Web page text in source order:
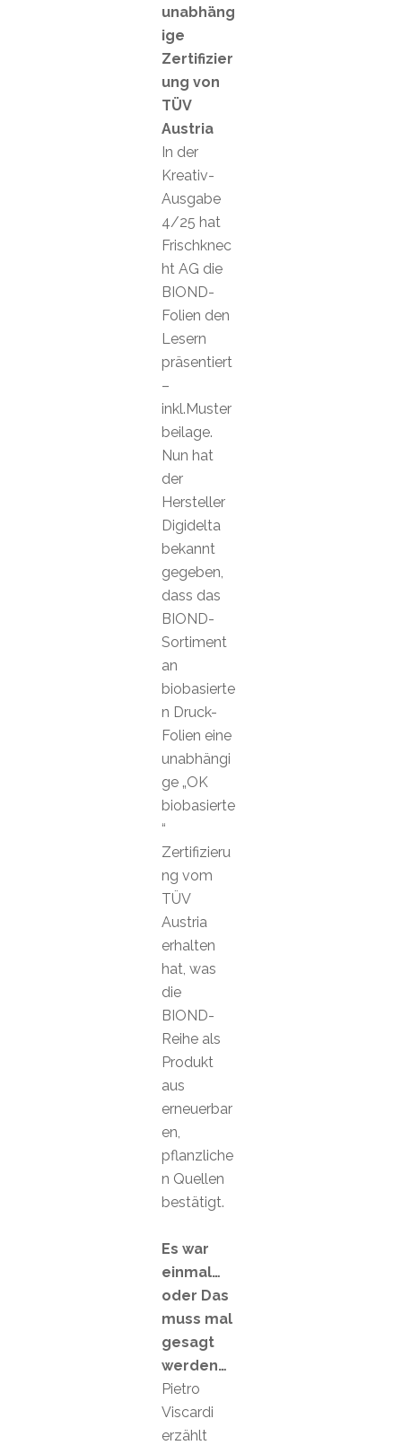
unabhäng
ige
Zertifizier
ung von
TÜV
Austria
In der
Kreativ-
Ausgabe
4/25 hat
Frischknec
ht AG die
BIOND-
Folien den
Lesern
präsentiert
–
inkl.Muster
beilage.
Nun hat
der
Hersteller
Digidelta
bekannt
gegeben,
dass das
BIOND-
Sortiment
an
biobasierte
n Druck-
Folien eine
unabhängi
ge „OK
biobasierte
“
Zertifizieru
ng vom
TÜV
Austria
erhalten
hat, was
die
BIOND-
Reihe als
Produkt
aus
erneuerbar
en,
pflanzliche
n Quellen
bestätigt.
Es war
einmal…
oder Das
muss mal
gesagt
werden…
Pietro
Viscardi
erzählt